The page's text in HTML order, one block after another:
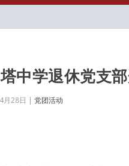
中学退休党支
月28日 | 党团活动